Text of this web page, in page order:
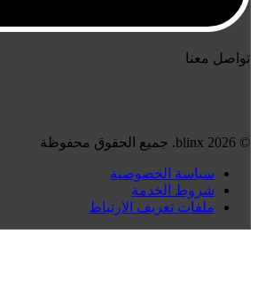
تواصل معنا
© 2026 blinx. جميع الحقوق محفوظة
سياسة الخصوصية
شروط الخدمة
ملفات تعريف الارتباط